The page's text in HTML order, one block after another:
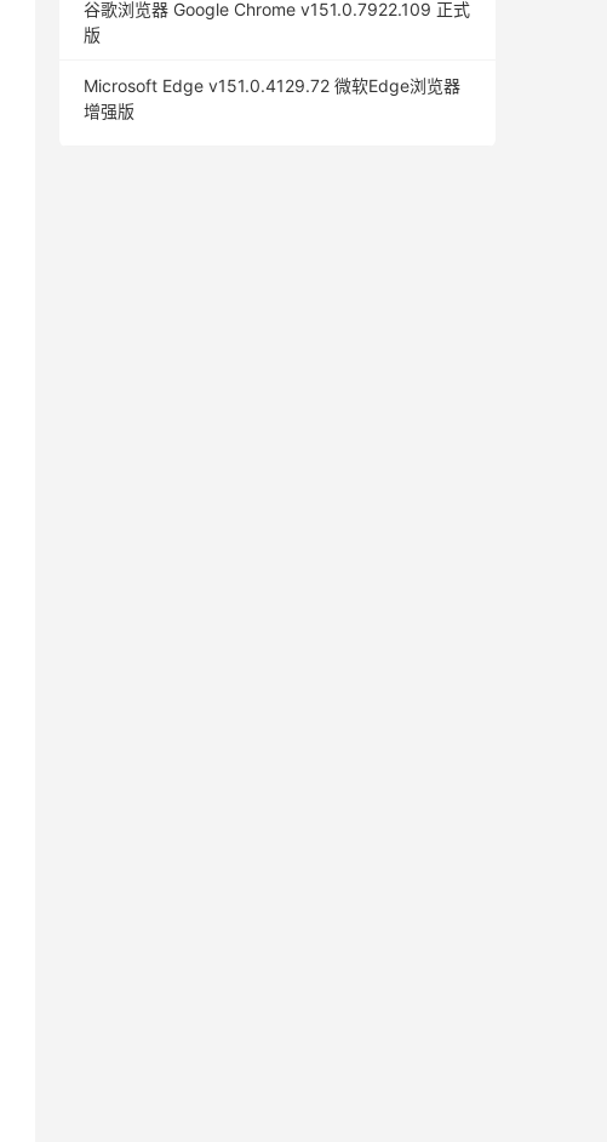
谷歌浏览器 Google Chrome v151.0.7922.109 正式
版
Microsoft Edge v151.0.4129.72 微软Edge浏览器
增强版